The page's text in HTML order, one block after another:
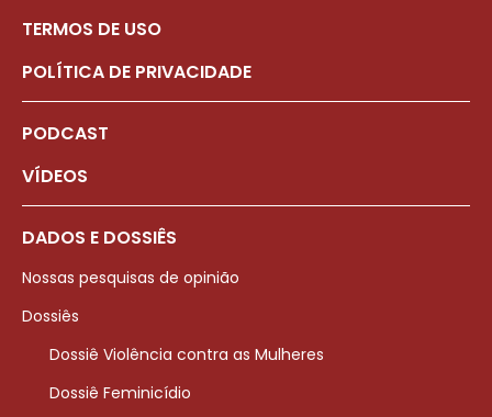
TERMOS DE USO
POLÍTICA DE PRIVACIDADE
PODCAST
VÍDEOS
DADOS E DOSSIÊS
Nossas pesquisas de opinião
Dossiês
Dossiê Violência contra as Mulheres
Dossiê Feminicídio